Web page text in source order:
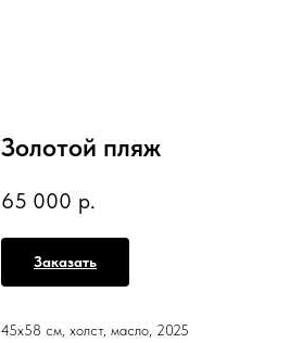
Золотой пляж
65 000 р.
Заказать
45х58 см, холст, масло, 2025